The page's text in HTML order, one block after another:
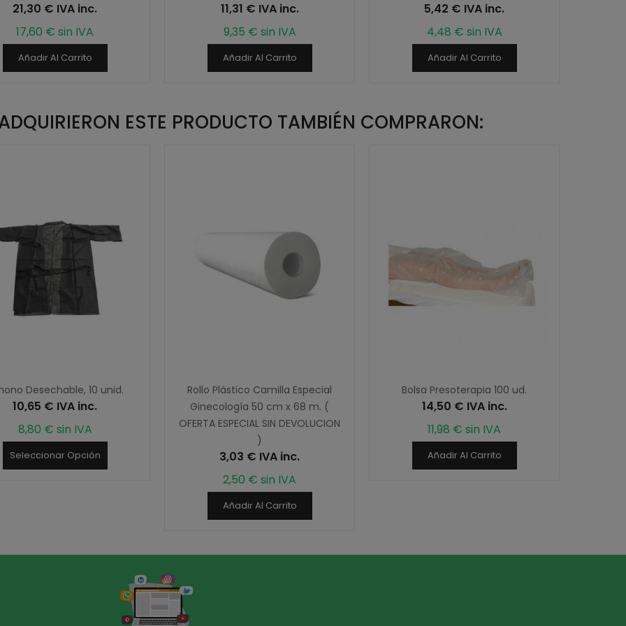
21,30 € IVA inc.
17,60 € sin IVA
Añadir Al Carrito
11,31 € IVA inc.
9,35 € sin IVA
Añadir Al Carrito
5,42 € IVA inc.
4,48 € sin IVA
Añadir Al Carrito
ESTE PRODUCTO TAMBIÉN COMPRARON:
Desechable, 10 unid.
10,65 € IVA inc.
8,80 € sin IVA
Seleccionar Opción
Rollo Plástico Camilla Especial
Ginecología 50 cm x 68 m. (
OFERTA ESPECIAL SIN DEVOLUCION
)
3,03 € IVA inc.
2,50 € sin IVA
Añadir Al Carrito
Bolsa Presoterapia 100 ud.
14,50 € IVA inc.
11,98 € sin IVA
Añadir Al Carrito